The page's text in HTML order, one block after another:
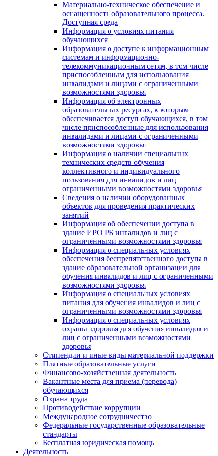
Материально-техническое обеспечение и
оснащенность образовательного процесса.
Доступная среда
Информация о условиях питания
обучающихся
Информация о доступе к информационным
системам и информационно-
телекоммуникационным сетям, в том числе
приспособленным для использования
инвалидами и лицами с ограниченными
возможностями здоровья
Информация об электронных
образовательных ресурсах, к которым
обеспечивается доступ обучающихся, в том
числе приспособленные для использования
инвалидами и лицами с ограниченными
возможностями здоровья
Информация о наличии специальных
технических средств обучения
коллективного и индивидуального
пользования для инвалидов и лиц
ограниченными возможностями здоровья
Сведения о наличии оборудованных
объектов для проведения практических
занятий
Информация об обеспечении доступа в
здание ИРО РБ инвалидов и лиц с
ограниченными возможностями здоровья
Информация о специальных условиях
обеспечения беспрепятственного доступа в
здание образовательной организации для
обучения инвалидов и лиц с ограниченными
возможностями здоровья
Информация о специальных условиях
питания для обучения инвалидов и лиц с
ограниченными возможностями здоровья
Информация о специальных условиях
охраны здоровья для обучения инвалидов и
лиц с ограниченными возможностями
здоровья
Стипендии и иные виды материальной поддержки
Платные образовательные услуги
Финансово-хозяйственная деятельность
Вакантные места для приема (перевода)
обучающихся
Охрана труда
Противодействие коррупции
Международное сотрудничество
Федеральные государственные образовательные
стандарты
Бесплатная юридическая помощь
Деятельность